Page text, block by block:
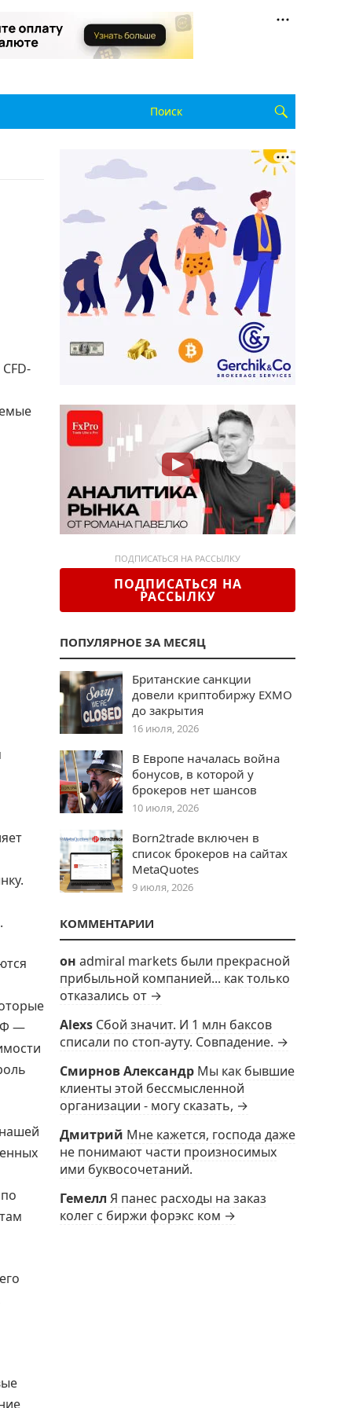
—
ПОДПИСАТЬСЯ НА РАССЫЛКУ
ПОДПИСАТЬСЯ НА
РАССЫЛКУ
ПОПУЛЯРНОЕ ЗА МЕСЯЦ
Британские санкции
довели криптобиржу EXMO
до закрытия
16 июля, 2026
В Европе началась война
бонусов, в которой у
брокеров нет шансов
10 июля, 2026
Born2trade включен в
список брокеров на сайтах
MetaQuotes
9 июля, 2026
КОММЕНТАРИИ
он admiral markets были прекрасной
прибыльной компанией... как только
отказались от →
Alexs Сбой значит. И 1 млн баксов
списали по стоп-ауту. Совпадение. →
Смирнов Александр Мы как бывшие
клиенты этой бессмысленной
организации - могу сказать, →
Дмитрий Мне кажется, господа даже
не понимают части произносимых
ими буквосочетаний.
Гемелл Я панес расходы на заказ
колег с биржи форэкс ком →